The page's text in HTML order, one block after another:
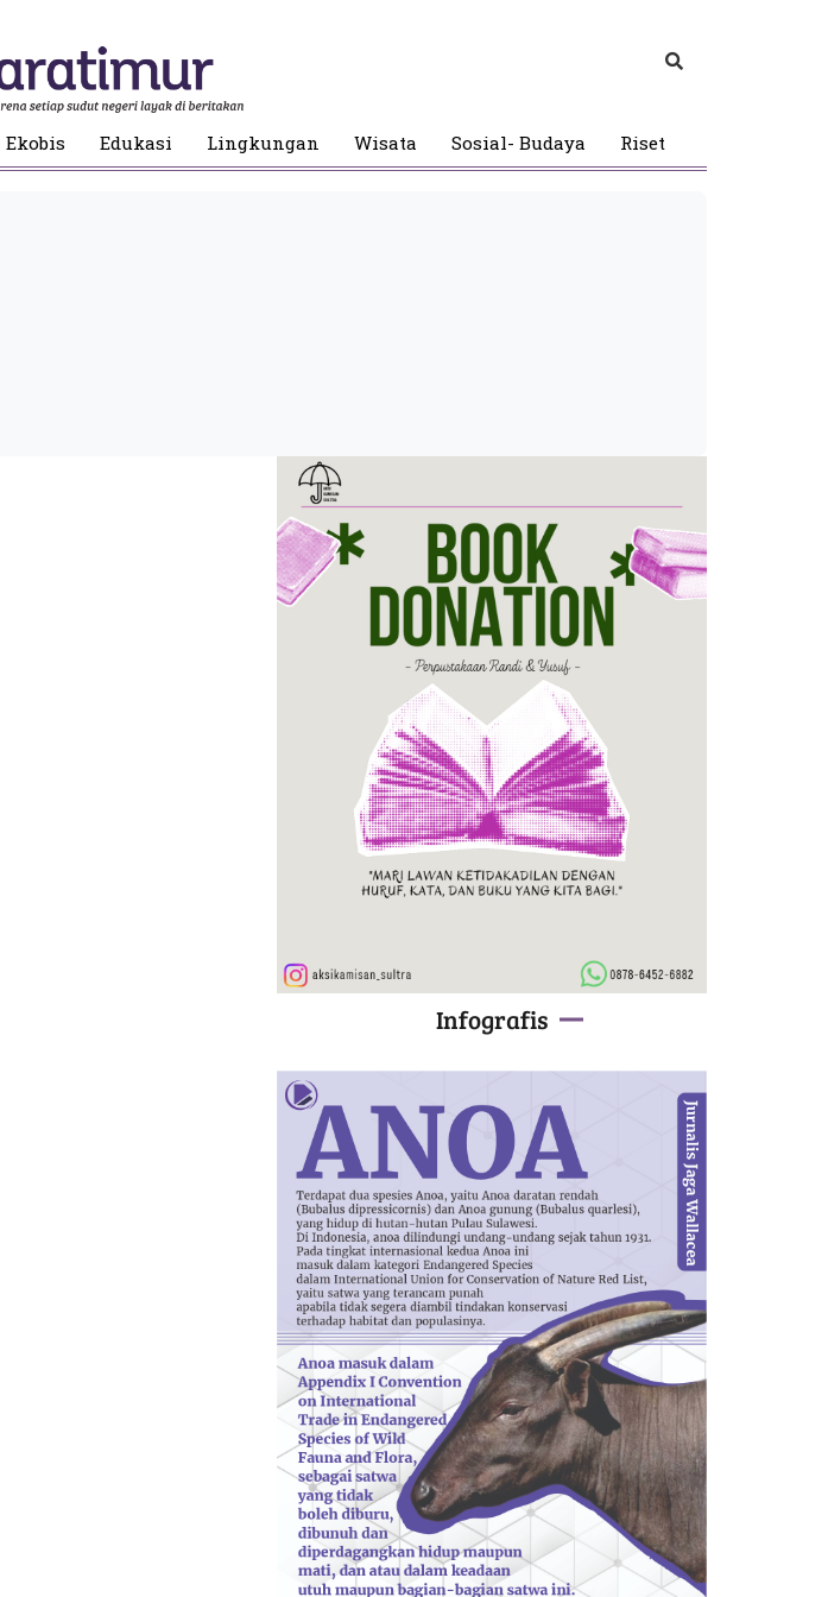
Ekobis Edukasi Lingkungan Wisata Sosial- Budaya Riset
Infografis